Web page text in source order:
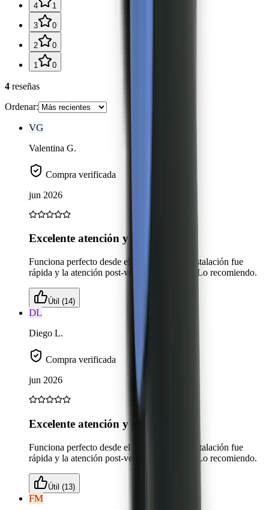
4 1
3 0
2 0
1 0
4 reseñas
Ordenar:
VG
Valentina G.
Compra verificada
jun 2026
Excelente atención y producto
Funciona perfecto desde el primer día. La instalación fue
rápida y la atención post-venta espectacular. Lo recomiendo.
Útil (14)
DL
Diego L.
Compra verificada
jun 2026
Excelente atención y producto
Funciona perfecto desde el primer día. La instalación fue
rápida y la atención post-venta espectacular. Lo recomiendo.
Útil (13)
FM